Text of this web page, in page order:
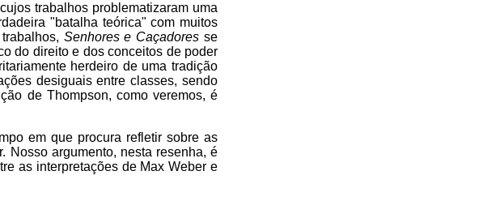
trabalhos problematizaram uma
"batalha teórica" com muitos
Senhores e Caçadoresse
do direito e dos conceitos de poder
herdeiro de uma tradição
desiguais entre classes, sendo
de Thompson, como veremos, é
em que procura refletir sobre as
Nosso argumento, nesta resenha, é
as interpretações de Max Weber e